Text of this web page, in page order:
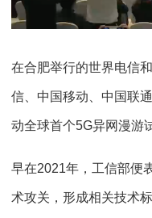
在合肥举行的世界电信
信、中国移动、中国联
动全球首个5G异网漫游
早在2021年，工信部便
术攻关，形成相关技术